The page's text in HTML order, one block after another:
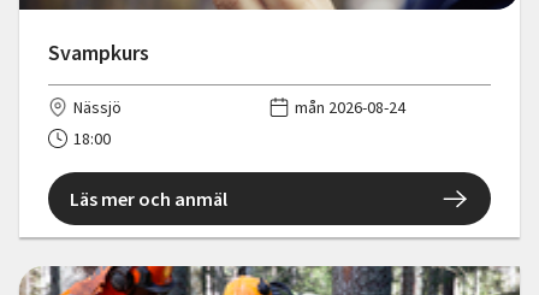
Svampkurs
Nässjö
mån 2026-08-24
18:00
Läs mer och anmäl